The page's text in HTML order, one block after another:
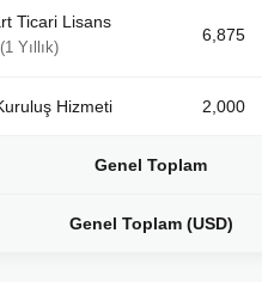
Ticari Lisans
(1 Yıllık)
6,875
Hizmeti 2,000
Genel Toplam
Genel Toplam (USD)